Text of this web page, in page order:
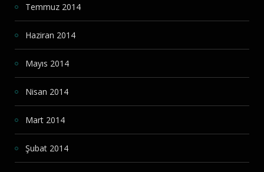
Temmuz 2014
Haziran 2014
Mayıs 2014
Nisan 2014
Mart 2014
Şubat 2014